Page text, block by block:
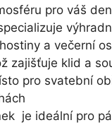
pro váš den
a večerní
zajišťuje klid a
pro svatební
je ideální pro